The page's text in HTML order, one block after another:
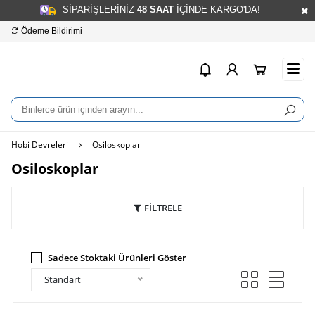
SİPARİŞLERİNİZ 48SAATİÇİNDE KARGO'DA!
Ödeme Bildirimi
Hobi Devreleri Osiloskoplar
Osiloskoplar
FİLTRELE
Sadece Stoktaki Ürünleri Göster
Standart